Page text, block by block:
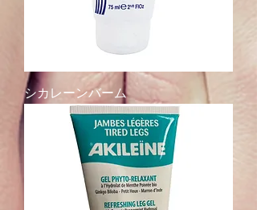
シカレーンバーム